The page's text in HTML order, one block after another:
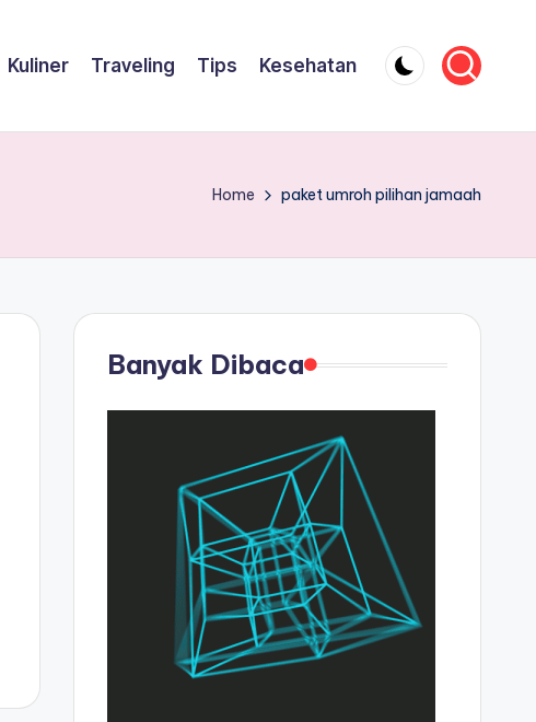
Kuliner Traveling Tips Kesehatan
Home paket umroh pilihan jamaah
Banyak Dibaca